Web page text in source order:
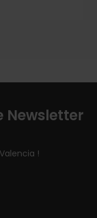
Newsletter
!